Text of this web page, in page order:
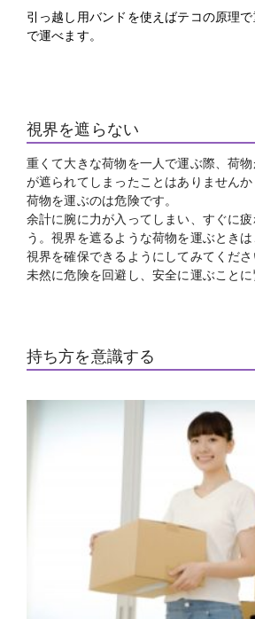
引っ越し用バンドを使えばテコの原理
で運べます。
視界を遮らない
重くて大きな荷物を一人で運ぶ際、荷
が遮られてしまったことはありません
荷物を運ぶのは危険です。
余計に腕に力が入ってしまい、すぐに
う。視界を遮るような荷物を運ぶとき
視界を確保できるようにしてみてくださ
未然に危険を回避し、安全に運ぶことに
持ち方を意識する